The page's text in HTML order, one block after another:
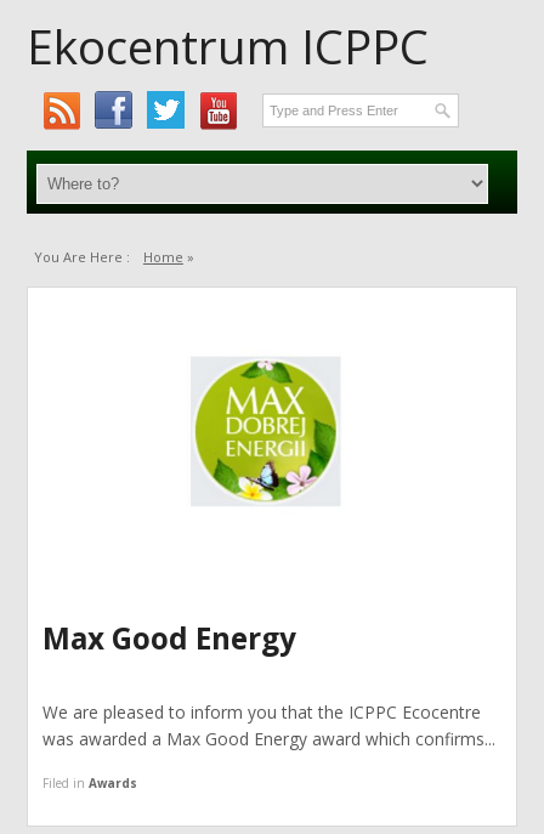
Ekocentrum ICPPC
You Are Here : Home »
Max Good Energy
We are pleased to inform you that the ICPPC Ecocentre
was awarded a Max Good Energy award which confirms...
Filed inAwards